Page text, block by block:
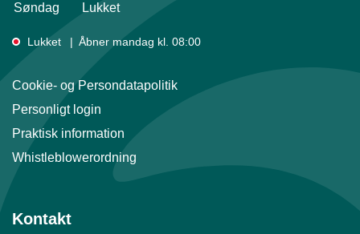
Søndag
Lukket
Lukket Åbner mandag kl. 08:00
Cookie- og Persondatapolitik
Personligt login
Praktisk information
Whistleblowerordning
Kontakt